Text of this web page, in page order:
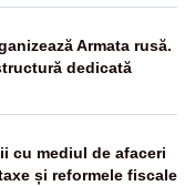
Armata rusă.
dedicată
cu mediul de afaceri
și reformele fiscale